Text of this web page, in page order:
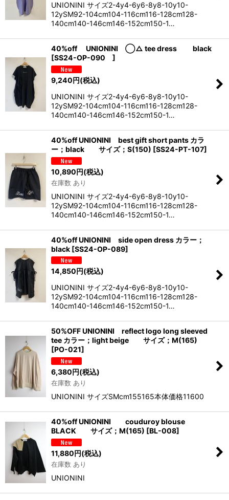
UNIONINI サイズ2-4y4-6y6-8y8-10y10-
12ySM92-104cm104-116cm116-128cm128-
140cm140-146cm146-152cm150-1…
40%off UNIONINI ◯△ tee dress black
[SS24-OP-090 ]
9,240円(税込)
UNIONINI サイズ2-4y4-6y6-8y8-10y10-
12ySM92-104cm104-116cm116-128cm128-
140cm140-146cm146-152cm150-1…
40%off UNIONINI best gift short pants カラ
ー；black サイズ；S(150) [SS24-PT-107]
10,890円(税込)
在庫数 あり
UNIONINI サイズ2-4y4-6y6-8y8-10y10-
12ySM92-104cm104-116cm116-128cm128-
140cm140-146cm146-152cm150-1…
40%off UNIONINI side open dress カラー；
black [SS24-OP-089]
14,850円(税込)
UNIONINI サイズ2-4y4-6y6-8y8-10y10-
12ySM92-104cm104-116cm116-128cm128-
140cm140-146cm146-152cm150-1…
50%OFF UNIONINI reflect logo long sleeved
tee カラー；light beige サイズ；M(165)
[PO-021]
6,380円(税込)
在庫数 あり
UNIONINI サイズSMcm155165本体価格11600
40%off UNIONINI couduroy blouse
BLACK サイズ；M(165) [BL-008]
11,880円(税込)
在庫数 あり
UNIONINI